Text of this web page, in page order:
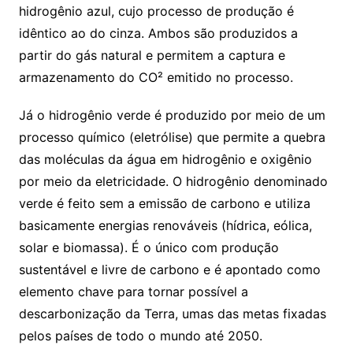
hidrogênio azul, cujo processo de produção é
idêntico ao do cinza. Ambos são produzidos a
partir do gás natural e permitem a captura e
armazenamento do CO² emitido no processo.
Já o hidrogênio verde é produzido por meio de um
processo químico (eletrólise) que permite a quebra
das moléculas da água em hidrogênio e oxigênio
por meio da eletricidade. O hidrogênio denominado
verde é feito sem a emissão de carbono e utiliza
basicamente energias renováveis (hídrica, eólica,
solar e biomassa). É o único com produção
sustentável e livre de carbono e é apontado como
elemento chave para tornar possível a
descarbonização da Terra, umas das metas fixadas
pelos países de todo o mundo até 2050.